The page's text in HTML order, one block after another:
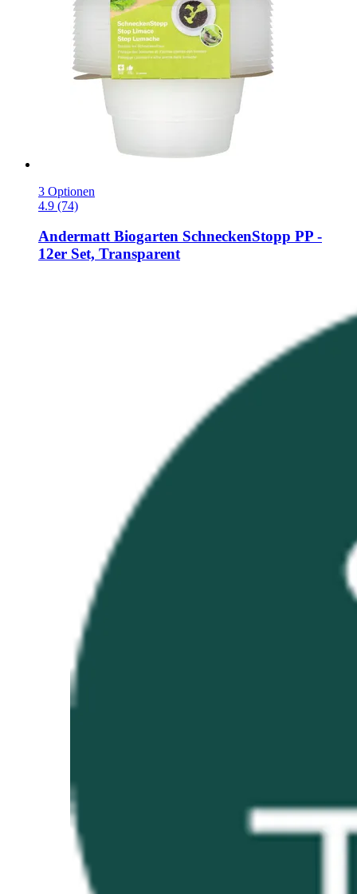
3 Optionen
4.9 (74)
Andermatt Biogarten SchneckenStopp PP -​
12er Set, Transparent